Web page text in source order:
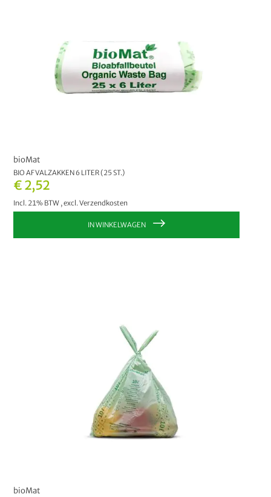
€ 2,52
Incl. 21% BTW ,excl.Verzendkosten
bioMat
BIO AFVALZAKKEN 6 LITER (25 ST.)
IN WINKELWAGEN
bioMat
Hondenpoepzakjes
Camping Afvalzak
€ 0,00-€ 9,99
€ 10,00en hoger